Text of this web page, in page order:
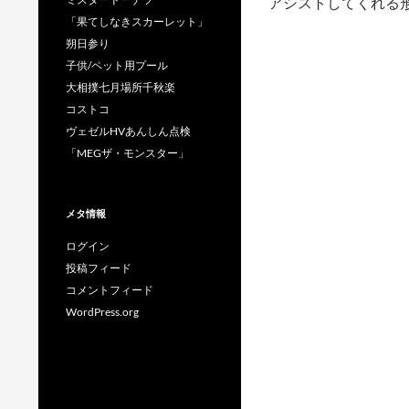
「果てしなきスカーレット」
朔日参り
子供/ペット用プール
大相撲七月場所千秋楽
コストコ
ヴェゼルHVあんしん点検
「MEGザ・モンスター」
メタ情報
ログイン
投稿フィード
コメントフィード
WordPress.org